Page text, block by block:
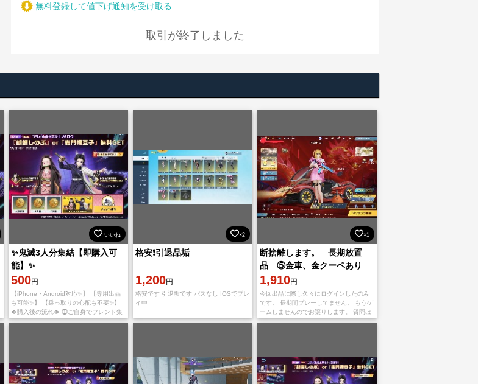
無料登録して値下げ通知を受け取る
取引が終了しました
いいね
✨鬼滅3人分集結【即購入可
能】✨
500円
【iPhone・Android対応✨】 【専用出品
も可能✨】 【乗っ取りの心配も不要✨】
🍀購入後の流れ🍀 ⓵ご自身でフレンド集
結用URLかQRコードを作成し、取引画面
×2
格安❗️引退品垢
1,200円
格安です 引退垢です パスなし IOSでプレ
イ中
×1
断捨離します。 長期放置
品 ⑤金車、金クーペあり
連携解除可
1,910円
今回出品に際し久々にログインしたのみ
です。 長期間プレーしてません。 もうゲ
ームしませんのでお譲りします。 質問は
必ず購入前に済ませてください。 入金は